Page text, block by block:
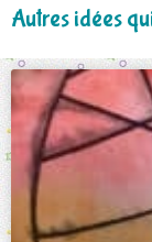
Autres idées